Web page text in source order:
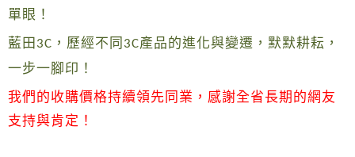
單眼！
藍田3C ，歷經不同3C產品的進化與變遷，默默耕耘，
一步一腳印！
我們的收購價格持續領先同業，感謝全省長期的網友
支持與肯定！